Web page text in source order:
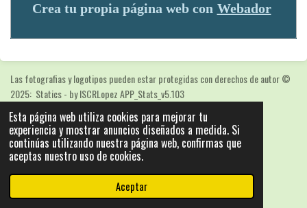
Esta página web utiliza cookies para mejorar tu
experiencia y mostrar anuncios diseñados a medida. Si
continúas utilizando nuestra página web, confirmas que
aceptas nuestro uso de cookies.
Aceptar
Crea tu propia página web con Webador
Las fotografias y logotipos pueden estar protegidas con derechos de autor©
2025: Statics - by ISCRLopez APP_Stats_v5.103
Con la tecnología de Webador